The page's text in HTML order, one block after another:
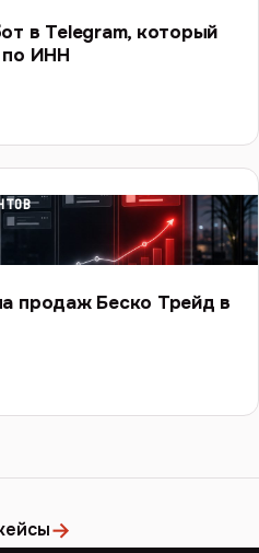
в Telegram, который
по ИНН
продаж Беско Трейд в
→